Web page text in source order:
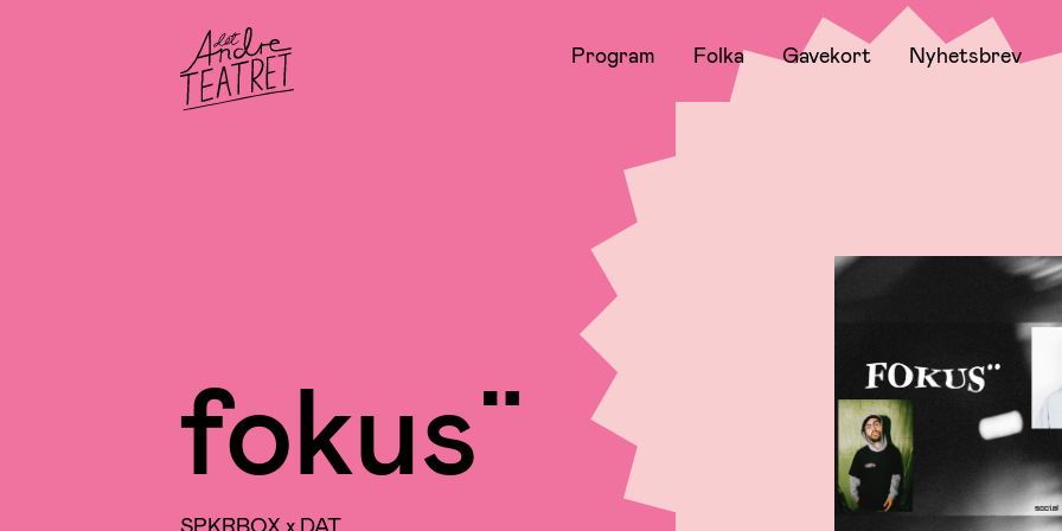
Program Folka Gavekort Nyhetsbrev
fokus¨
SPKRBOX x DAT